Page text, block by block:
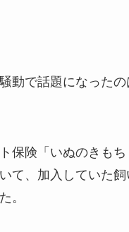
動で話題になった
保険「いぬのきも
て、加入していた
。